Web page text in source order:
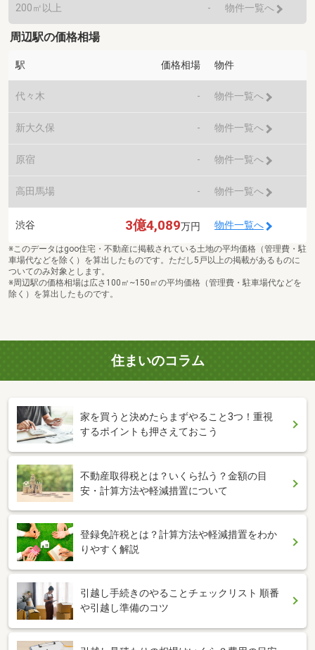
200㎡以上 - 物件一覧へ
周辺駅の価格相場
駅 価格相場 物件
代々木 - 物件一覧へ
新大久保 - 物件一覧へ
原宿 - 物件一覧へ
高田馬場 - 物件一覧へ
渋谷 3億4,089万円 物件一覧へ
※このデータはgoo住宅・不動産に掲載されている土地の平均価格（管理費・駐
車場代などを除く）を算出したものです。ただし5戸以上の掲載があるものに
ついてのみ対象とします。
※周辺駅の価格相場は広さ100㎡~150㎡の平均価格（管理費・駐車場代などを
除く）を算出したものです。
住まいのコラム
家を買うと決めたらまずやること3つ！重視
するポイントも押さえておこう
不動産取得税とは？いくら払う？金額の目
安・計算方法や軽減措置について
登録免許税とは？計算方法や軽減措置をわか
りやすく解説
引越し手続きのやることチェックリスト 順番
や引越し準備のコツ